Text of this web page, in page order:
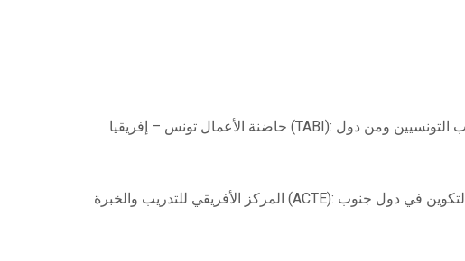
حاضنة الأعمال تونس – إفريقيا (TABI): أول حاضنة خارجية لإنشاء قيمة مضافة من تونس إلى القارة بأكملها. ستخصص الحاضنة لأصحاب المبادرات من الشباب التونسيين ومن دول
المركز الأفريقي للتدريب والخبرة (ACTE): مركز تدريب أفريقي يقد خدمات ودعما بجودة عالية مع التركيز على قضايا معينة والحاجيات الحقيقية لبناء القدرات والتكوين في دول جنوب